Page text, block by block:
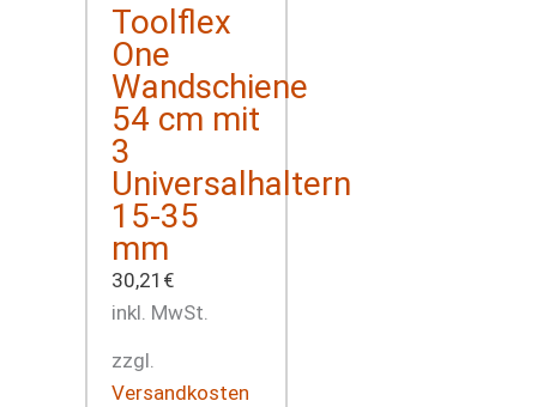
Toolflex
One
Wandschiene
54 cm mit
3
Universalhaltern
15-35
mm
30,21 €
inkl. MwSt.
zzgl.
Versandkosten